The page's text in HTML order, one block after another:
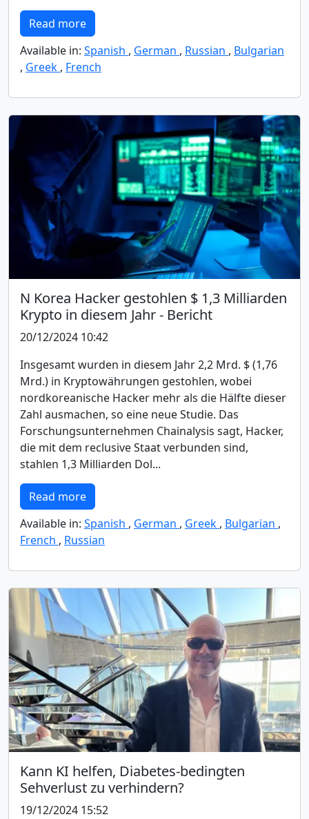
Read more
Available in: Spanish , German , Russian , Bulgarian
, Greek , French
N Korea Hacker gestohlen $ 1,3 Milliarden
Krypto in diesem Jahr - Bericht
20/12/2024 10:42
Insgesamt wurden in diesem Jahr 2,2 Mrd. $ (1,76
Mrd.) in Kryptowährungen gestohlen, wobei
nordkoreanische Hacker mehr als die Hälfte dieser
Zahl ausmachen, so eine neue Studie. Das
Forschungsunternehmen Chainalysis sagt, Hacker,
die mit dem reclusive Staat verbunden sind,
stahlen 1,3 Milliarden Dol...
Read more
Available in: Spanish , German , Greek , Bulgarian ,
French , Russian
Kann KI helfen, Diabetes-bedingten
Sehverlust zu verhindern?
19/12/2024 15:52